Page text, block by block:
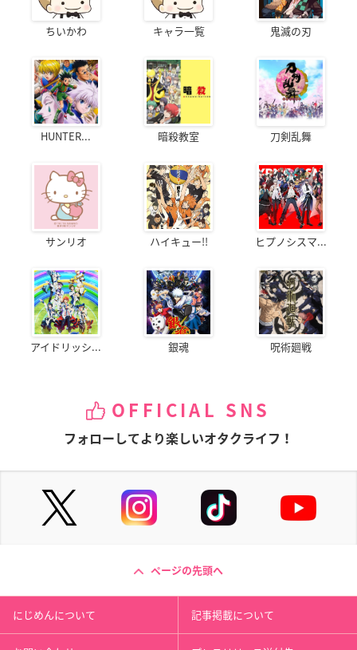
ちいかわ キャラ一覧 鬼滅の刃
HUNTER... 暗殺教室 刀剣乱舞
サンリオ ハイキュー!! ヒプノシスマ...
アイドリッシ... 銀魂 呪術廻戦
OFFICIAL SNS
フォローしてより楽しいオタクライフ！
ページの先頭へ
にじめんについて 記事掲載について